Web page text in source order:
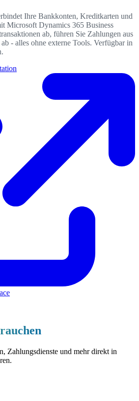
Ihre Bankkonten, Kreditkarten und
Microsoft Dynamics 365 Business
ab, führen Sie Zahlungen aus
- alles ohne externe Tools. Verfügbar in
Zahlungsdienste und mehr direkt in